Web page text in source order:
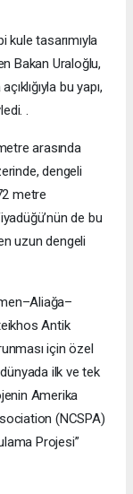
kule tasarımıyla
Bakan Uraloğlu,
bu yapı,
.
arasında
dengeli
metre
de bu
uzun dengeli
Antik
için özel
ilk ve tek
Amerika
(NCSPA)
Projesi”